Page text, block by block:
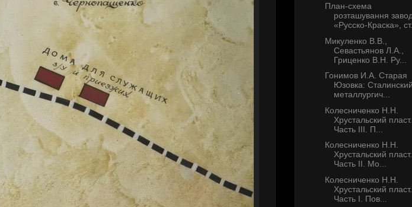
План-схема
розташування
«Русско-Краска»,
Микуленко В.В.,
Севастьянов Л.А.,
Гриценко В.Н. Ру...
Гонимов И.А. Старая
Юзовка:
металлургич...
Колесниченко Н.Н.
Хрустальский пласт.
Часть III. П...
Колесниченко Н.Н.
Хрустальский пласт.
Часть II. Мо...
Колесниченко Н.Н.
Хрустальский пласт.
Часть I. Пов...